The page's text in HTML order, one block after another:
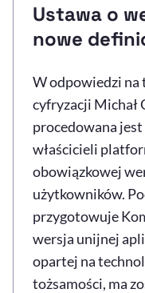
Ustawa o
nowe
W odpowiedzi na
cyfryzacji Michał
procedowana
właścicieli
obowiązkowej
użytkowników.
przygotowuje
wersja unijnej
opartej na
tożsamości, ma